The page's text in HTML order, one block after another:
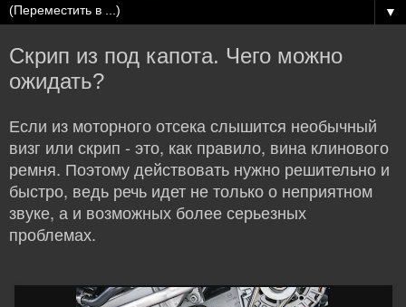
▼
Скрип из под капота. Чего можно
ожидать?
Если из моторного отсека слышится необычный
визг или скрип - это, как правило, вина клинового
ремня. Поэтому действовать нужно решительно и
быстро, ведь речь идет не только о неприятном
звуке, а и возможных более серьезных
проблемах.